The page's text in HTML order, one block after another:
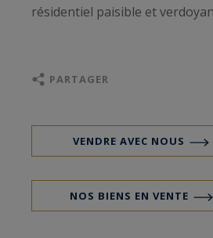
résidentiel paisible et
PARTAGER
VENDRE AVEC NOUS
NOS BIENS EN VENTE